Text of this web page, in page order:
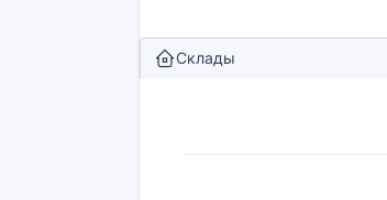
Склады